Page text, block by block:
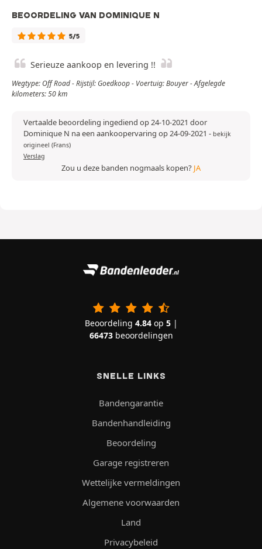
BEOORDELING VAN DOMINIQUE N
5/5
Serieuze aankoop en levering !!
Wegtype: Off Road - Rijstijl: Goedkoop - Voertuig: Bouyer - Afgelegde
kilometers: 50 km
Vertaalde beoordeling ingediend op 24-10-2021 door
Dominique N na een aankoopervaring op 24-09-2021 - bekijk
origineel (Frans)
Verslag
Zou u deze banden nogmaals kopen? JA
Beoordeling 4.84op 5|
66473beoordelingen
SNELLE LINKS
Bandengarantie
Bandenhandleiding
Beoordeling
Garage registreren
Wettelijke vermeldingen
Algemene voorwaarden
Land
Privacybeleid